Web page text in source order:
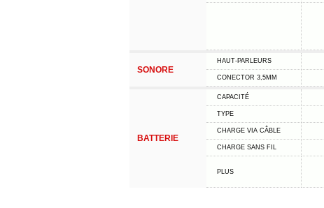
SONORE
HAUT-PARLEURS
CONECTOR 3,5MM
BATTERIE
CAPACITÉ
TYPE
CHARGE VIA CÂBLE
CHARGE SANS FIL
PLUS